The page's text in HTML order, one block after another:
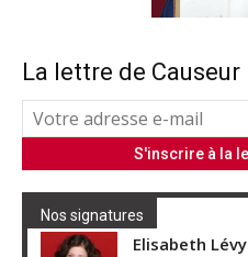
La lettre de Causeur
Nos signatures
Elisabeth Lévy